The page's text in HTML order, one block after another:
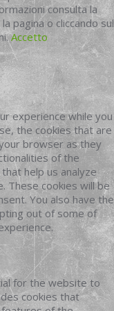
consulta la
pagina o cliccando sul
Accetto
experience while you
the cookies that are
browser as they
of the
help us analyze
These cookies will be
You also have the
out of some of
for the website to
cookies that